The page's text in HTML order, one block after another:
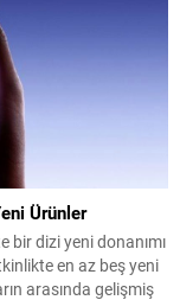
Ürünler
bir dizi yeni donanımı
en az beş yeni
arasında gelişmiş